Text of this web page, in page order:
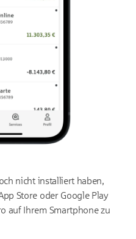
nicht installiert haben,
Store oder Google Play
auf Ihrem Smartphone zu